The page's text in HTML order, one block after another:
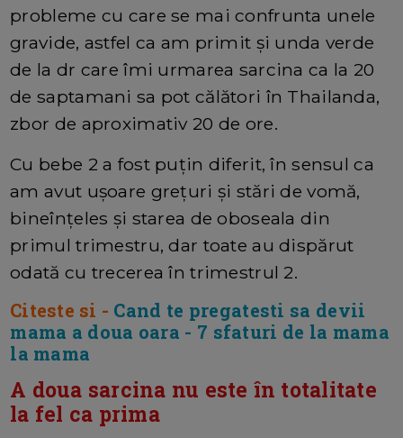
probleme cu care se mai confrunta unele
gravide, astfel ca am primit și unda verde
de la dr care îmi urmarea sarcina ca la 20
de saptamani sa pot călători în Thailanda,
zbor de aproximativ 20 de ore.
Cu bebe 2 a fost puțin diferit, în sensul ca
am avut ușoare grețuri și stări de vomă,
bineînțeles și starea de oboseala din
primul trimestru, dar toate au dispărut
odată cu trecerea în trimestrul 2.
Citeste si - Cand te pregatesti sa devii
mama a doua oara - 7 sfaturi de la mama
la mama
A doua sarcina nu este în totalitate
la fel ca prima